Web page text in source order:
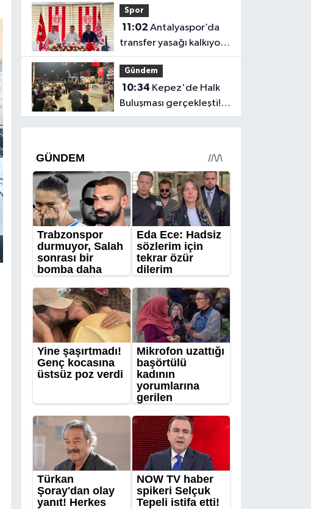
Spor
11:02
transfer yasağı kalkıyor:
İşte açıklanan o tarih
Gündem
10:34
Buluşması gerçekleşti!
Kocagöz ve CHP